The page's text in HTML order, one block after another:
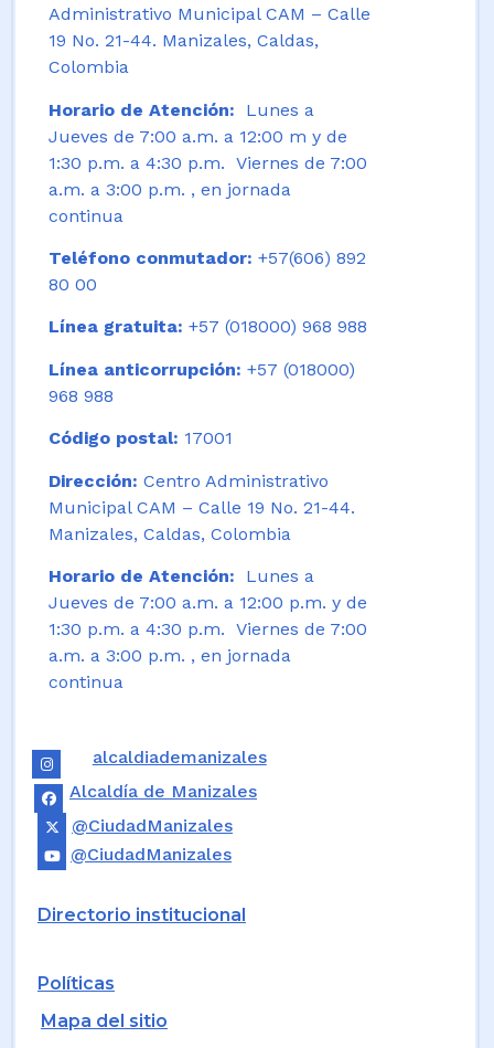
Administrativo Municipal CAM – Calle
19 No. 21-44. Manizales, Caldas,
Colombia
Horario de Atención:
Lunes a
Jueves de 7:00 a.m. a 12:00 m y de
1:30 p.m. a 4:30 p.m. Viernes de 7:00
a.m. a 3:00 p.m. , en jornada
continua
Teléfono conmutador: +57(606) 892
80 00
Línea gratuita: +57 (018000) 968 988
Línea anticorrupción: +57 (018000)
968 988
Código postal: 17001
Dirección: Centro Administrativo
Municipal CAM – Calle 19 No. 21-44.
Manizales, Caldas, Colombia
Horario de Atención: Lunes a
Jueves de 7:00 a.m. a 12:00 p.m. y de
1:30 p.m. a 4:30 p.m. Viernes de 7:00
a.m. a 3:00 p.m. , en jornada
continua
alcaldiademanizales
Alcaldía de Manizales
@CiudadManizales
@CiudadManizales
Directorio institucional
Políticas
Mapa del sitio